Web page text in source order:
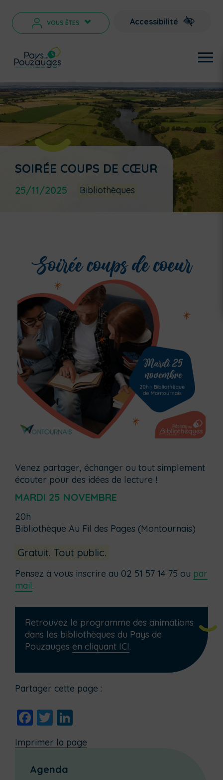
VOUS ÊTES > Accessibilité
SOIRÉE COUPS DE CŒUR
25/11/2025 Bibliothèques
Venez partager, échanger ou tout simplement
écouter pour des idées de lecture !
MARDI 25 NOVEMBRE
20h
Bibliothèque Au Fil des Pages (Montournais)
Gratuit. Tout public.
Pensez à vous inscrire au 02 51 57 14 75 ou par
mail.
Retrouvez le programme des animations
dans les bibliothèques du Pays de
Pouzauges en cliquant ICI.
Partager cette page :
Facebook
Twitter
Imprimer la page
Agenda